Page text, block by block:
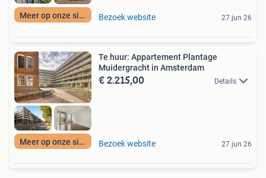
Meer op onze site Bezoek website 27 jun 26
Meer op onze site
Te huur: Appartement Plantage
Muidergracht in Amsterdam
€ 2.215,00 Details
Bezoek website 27 jun 26